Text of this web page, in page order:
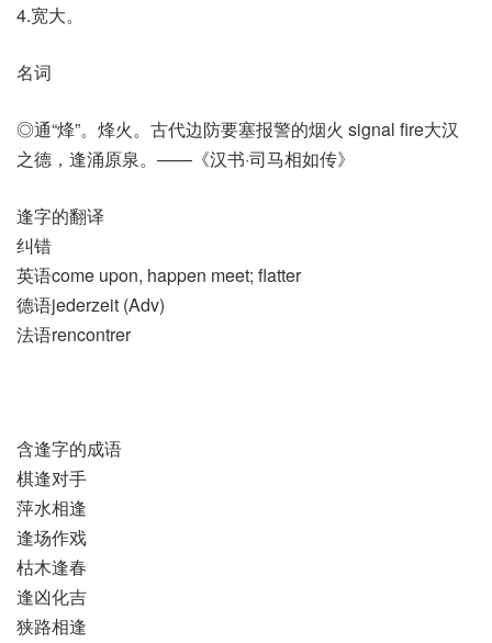
4.宽大。
名词
◎通“烽”。烽火。古代边防要塞报警的烟火 signal fire大汉
之德，逢涌原泉。——《汉书·司马相如传》
逢字的翻译
纠错
英语come upon, happen meet; flatter
德语jederzeit (Adv)
法语rencontrer
含逢字的成语
棋逢对手
萍水相逢
逢场作戏
枯木逢春
逢凶化吉
狭路相逢